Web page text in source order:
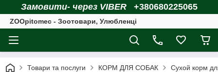
Замовити- через VIBER +380680225065
ZOOpitomec - Зоотовари, Улюбленці
Товари та послуги КОРМ ДЛЯ СОБАК Сухой корм